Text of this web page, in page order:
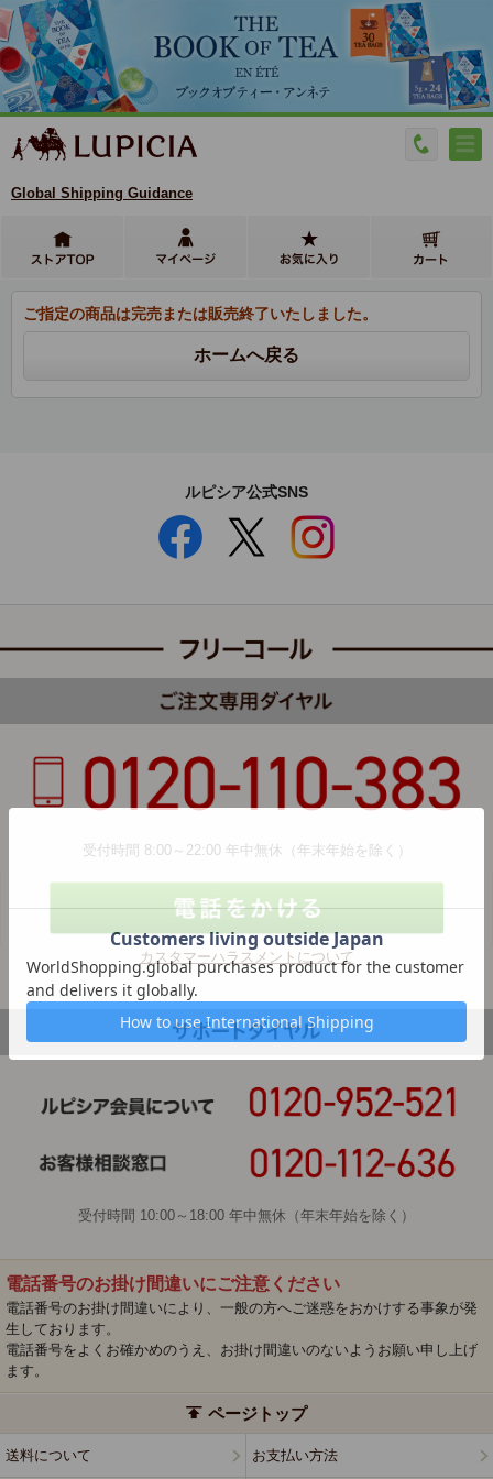
Global Shipping Guidance
ご指定の商品は完売または販売終了いたしました。
ルピシア公式SNS
受付時間 8:00～22:00 年中無休（年末年始を除く）
カスタマーハラスメントについて
受付時間 10:00～18:00 年中無休（年末年始を除く）
電話番号のお掛け間違いにご注意ください
電話番号のお掛け間違いにより、一般の方へご迷惑をおかけする事象が発
生しております。
電話番号をよくお確かめのうえ、お掛け間違いのないようお願い申し上げ
ます。
ページトップ
送料について お支払い方法